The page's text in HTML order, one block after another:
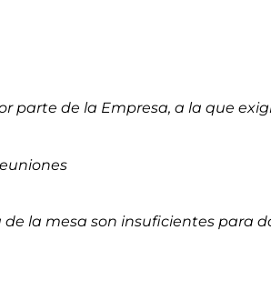
parte de la Empresa, a la que
la mesa son insuficientes para